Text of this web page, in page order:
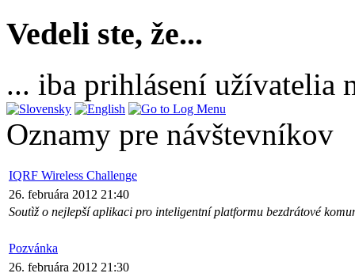
Vedeli ste, že...
... iba prihlásení užívatelia
Oznamy pre návštevníkov
IQRF Wireless Challenge
26. februára 2012 21:40
Soutìž o nejlepší aplikaci pro inteligentní platformu bezdrátové
Pozvánka
26. februára 2012 21:30